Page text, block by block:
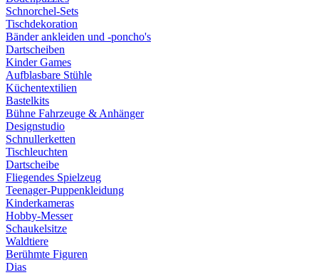
Schnorchel-Sets
Tischdekoration
Bänder ankleiden und -poncho's
Dartscheiben
Kinder Games
Aufblasbare Stühle
Küchentextilien
Bastelkits
Bühne Fahrzeuge & Anhänger
Designstudio
Schnullerketten
Tischleuchten
Dartscheibe
Fliegendes Spielzeug
Teenager-Puppenkleidung
Kinderkameras
Hobby-Messer
Schaukelsitze
Waldtiere
Berühmte Figuren
Dias